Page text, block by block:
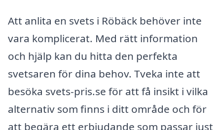
Att anlita en svets i Röbäck behöver inte
vara komplicerat. Med rätt information
och hjälp kan du hitta den perfekta
svetsaren för dina behov. Tveka inte att
besöka svets-pris.se för att få insikt i vilka
alternativ som finns i ditt område och för
att begära ett erbjudande som passar just